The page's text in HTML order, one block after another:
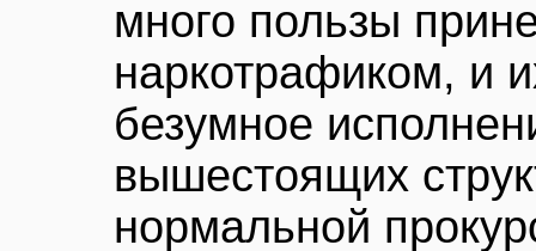
много пользы
наркотрафиком, и
безумное
вышестоящих
нормальной